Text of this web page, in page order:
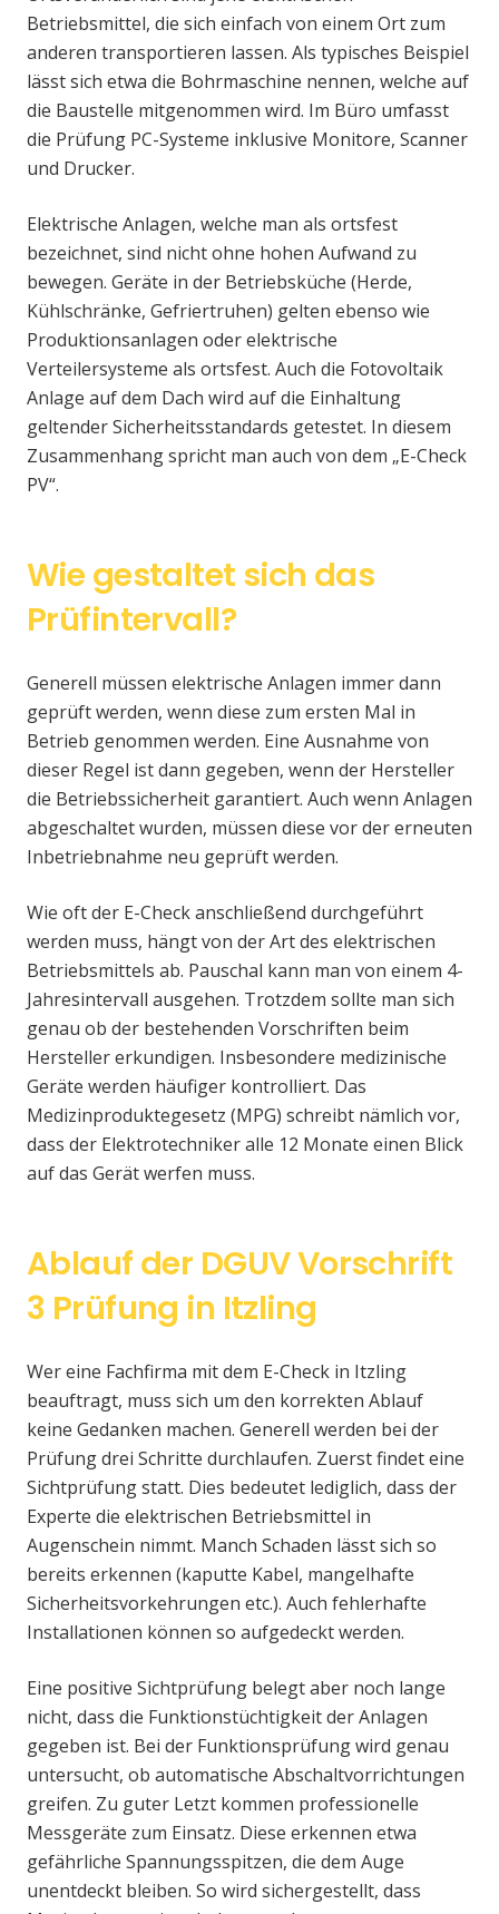
Betriebsmittel, die sich einfach von einem Ort zum
anderen transportieren lassen. Als typisches Beispiel
lässt sich etwa die Bohrmaschine nennen, welche auf
die Baustelle mitgenommen wird. Im Büro umfasst
die Prüfung PC-Systeme inklusive Monitore, Scanner
und Drucker.
Elektrische Anlagen, welche man als ortsfest
bezeichnet, sind nicht ohne hohen Aufwand zu
bewegen. Geräte in der Betriebsküche (Herde,
Kühlschränke, Gefriertruhen) gelten ebenso wie
Produktionsanlagen oder elektrische
Verteilersysteme als ortsfest. Auch die Fotovoltaik
Anlage auf dem Dach wird auf die Einhaltung
geltender Sicherheitsstandards getestet. In diesem
Zusammenhang spricht man auch von dem „E-Check
PV“.
Wie gestaltet sich das
Prüfintervall?
Generell müssen elektrische Anlagen immer dann
geprüft werden, wenn diese zum ersten Mal in
Betrieb genommen werden. Eine Ausnahme von
dieser Regel ist dann gegeben, wenn der Hersteller
die Betriebssicherheit garantiert. Auch wenn Anlagen
abgeschaltet wurden, müssen diese vor der erneuten
Inbetriebnahme neu geprüft werden.
Wie oft der E-Check anschließend durchgeführt
werden muss, hängt von der Art des elektrischen
Betriebsmittels ab. Pauschal kann man von einem 4-
Jahresintervall ausgehen. Trotzdem sollte man sich
genau ob der bestehenden Vorschriften beim
Hersteller erkundigen. Insbesondere medizinische
Geräte werden häufiger kontrolliert. Das
Medizinproduktegesetz (MPG) schreibt nämlich vor,
dass der Elektrotechniker alle 12 Monate einen Blick
auf das Gerät werfen muss.
Ablauf der DGUV Vorschrift
3 Prüfung in Itzling
Wer eine Fachfirma mit dem E-Check in Itzling
beauftragt, muss sich um den korrekten Ablauf
keine Gedanken machen. Generell werden bei der
Prüfung drei Schritte durchlaufen. Zuerst findet eine
Sichtprüfung statt. Dies bedeutet lediglich, dass der
Experte die elektrischen Betriebsmittel in
Augenschein nimmt. Manch Schaden lässt sich so
bereits erkennen (kaputte Kabel, mangelhafte
Sicherheitsvorkehrungen etc.). Auch fehlerhafte
Installationen können so aufgedeckt werden.
Eine positive Sichtprüfung belegt aber noch lange
nicht, dass die Funktionstüchtigkeit der Anlagen
gegeben ist. Bei der Funktionsprüfung wird genau
untersucht, ob automatische Abschaltvorrichtungen
greifen. Zu guter Letzt kommen professionelle
Messgeräte zum Einsatz. Diese erkennen etwa
gefährliche Spannungsspitzen, die dem Auge
unentdeckt bleiben. So wird sichergestellt, dass